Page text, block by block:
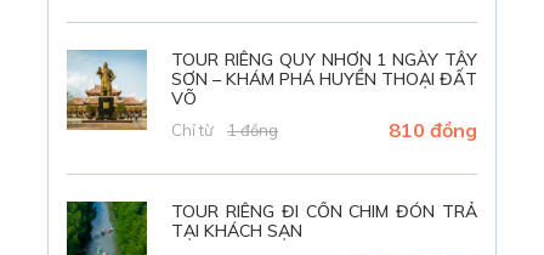
TOUR RIÊNG QUY NHƠN 1 NGÀY TÂY
SƠN – KHÁM PHÁ HUYỀN THOẠI ĐẤT
VÕ
Chỉ từ 1 đồng 810 đồng
TOUR RIÊNG ĐI CỒN CHIM ĐÓN TRẢ
TẠI KHÁCH SẠN